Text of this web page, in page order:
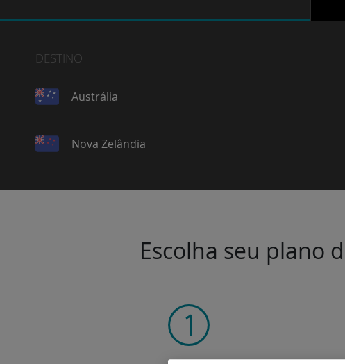
DESTINO
Austrália
Nova Zelândia
Escolha seu plano